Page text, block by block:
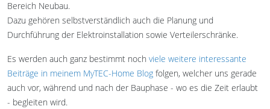
Bereich Neubau.
Dazu gehören selbstverständlich auch die Planung und
Durchführung der Elektroinstallation sowie Verteilerschränke.
Es werden auch ganz bestimmt noch viele weitere interessante
Beiträge in meinem MyTEC-Home Blog folgen, welcher uns gerade
auch vor, während und nach der Bauphase - wo es die Zeit erlaubt
- begleiten wird.